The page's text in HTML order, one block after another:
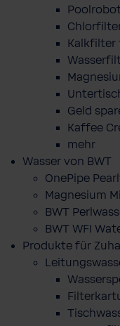
Kalkfilter
Geld
Kaffee
mehr
Wasser von BWT
OnePipe
Magnesium
BWT
BWT WFI
Produkte für